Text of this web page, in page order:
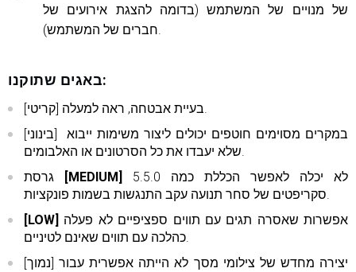
של מנויים של המשתמש (בדומה להצגת אירועים של
חברים של המשתמש).
באגים שתוקנו:
[קריטי] בעיית אבטחה, ראה למעלה.
[בינוני] במקרים מסוימים חוטפים יכולים ליצור משימות ייבוא ​​
שלא יעבדו את כל הסרטונים או האלבומים.
[MEDIUM]
5.5.0 לא יכלה לאפשר הכללת כמה
סקריפטים של סחר תנועה עקב התנגשות בשמות פונקציות.
[LOW]
כהלכה עם תווים שאינם לטיניים.
[נמוך] יצירה מחדש של צילומי מסך לא הייתה אפשרית עבור